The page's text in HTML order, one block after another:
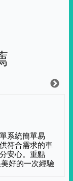
系統簡單易
符合需求的車
安心。重點
好的一次經驗